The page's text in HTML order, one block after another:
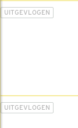
UITGEVLOGEN
UITGEVLOGEN